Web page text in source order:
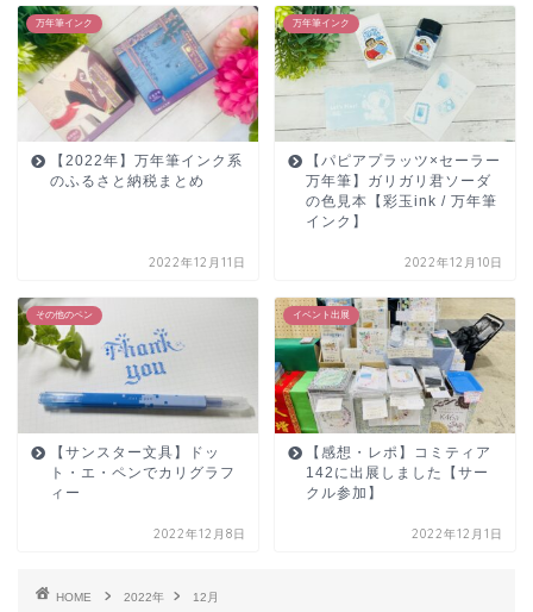
万年筆インク
【2022年】万年筆インク系
のふるさと納税まとめ
2022年12月11日
万年筆インク
【パピアプラッツ×セーラー
万年筆】ガリガリ君ソーダ
の色見本【彩玉ink / 万年筆
インク】
2022年12月10日
その他のペン
【サンスター文具】ドッ
ト・エ・ペンでカリグラフ
ィー
2022年12月8日
イベント出展
【感想・レポ】コミティア
142に出展しました【サー
クル参加】
2022年12月1日
HOME 2022年 12月